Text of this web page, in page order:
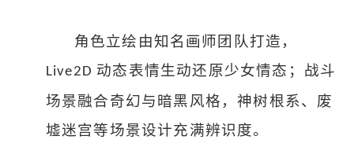
角色立绘由知名画师团队打造，
Live2D 动态表情生动还原少女情态；战斗
场景融合奇幻与暗黑风格，神树根系、废
墟迷宫等场景设计充满辨识度。